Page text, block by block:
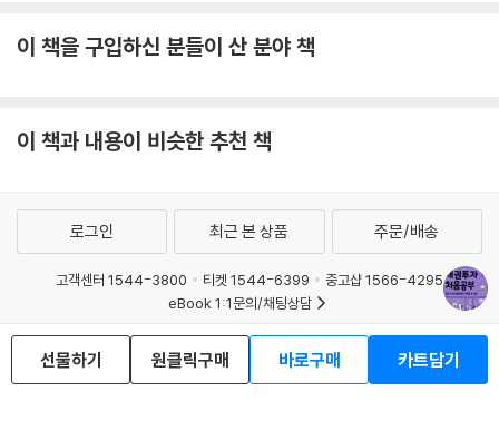
이 책을 구입하신 분들이 산 분야 책
이 책과 내용이 비슷한 추천 책
선물하기 원클릭구매 바로구매 카트담기
로그인 최근 본 상품 주문/배송
고객센터 1544-3800 티켓 1544-6399
중고샵 1566-4295
eBook 1:1문의/채팅상담
예스이십사(주) 사업자 정보
이용약관
개인정보처리방침
청소년보호정책